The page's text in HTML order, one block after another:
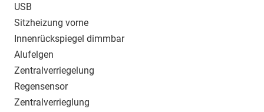
USB
Sitzheizung vorne
Innenrückspiegel dimmbar
Alufelgen
Zentralverriegelung
Regensensor
Zentralverrieglung